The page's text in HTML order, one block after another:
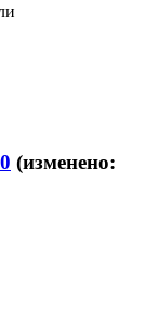
(изменено: